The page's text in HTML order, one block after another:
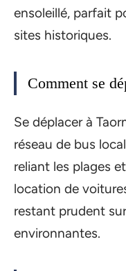
ensoleillé, parfait
sites historiques.
Comment se
Se déplacer à
réseau de bus
reliant les plages
location de
restant prudent
environnantes.